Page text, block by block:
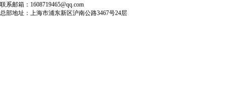
联系邮箱：1608719465@qq.com
总部地址：上海市浦东新区沪南公路3467号24层